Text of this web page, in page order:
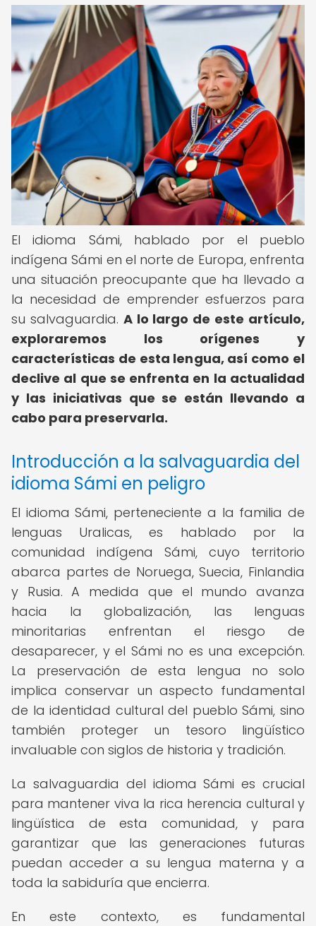
El idioma Sámi, hablado por el pueblo
indígena Sámi en el norte de Europa, enfrenta
una situación preocupante que ha llevado a
la necesidad de emprender esfuerzos para
su salvaguardia. A lo largo de este artículo,
exploraremos los orígenes y
características de esta lengua, así como el
declive al que se enfrenta en la actualidad
y las iniciativas que se están llevando a
cabo para preservarla.
Introducción a la salvaguardia del
idioma Sámi en peligro
El idioma Sámi, perteneciente a la familia de
lenguas Uralicas, es hablado por la
comunidad indígena Sámi, cuyo territorio
abarca partes de Noruega, Suecia, Finlandia
y Rusia. A medida que el mundo avanza
hacia la globalización, las lenguas
minoritarias enfrentan el riesgo de
desaparecer, y el Sámi no es una excepción.
La preservación de esta lengua no solo
implica conservar un aspecto fundamental
de la identidad cultural del pueblo Sámi, sino
también proteger un tesoro lingüístico
invaluable con siglos de historia y tradición.
La salvaguardia del idioma Sámi es crucial
para mantener viva la rica herencia cultural y
lingüística de esta comunidad, y para
garantizar que las generaciones futuras
puedan acceder a su lengua materna y a
toda la sabiduría que encierra.
En este contexto, es fundamental